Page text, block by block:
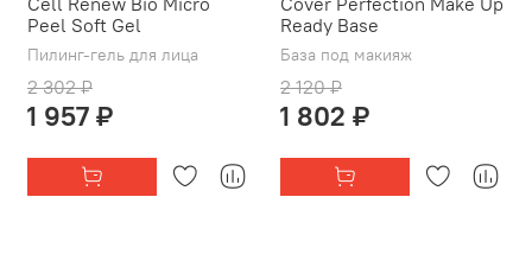
Peel Soft Gel
Пилинг-гель для лица
2 302 ₽
1 957 ₽
Ready Base
База под макияж
2 120 ₽
1 802 ₽